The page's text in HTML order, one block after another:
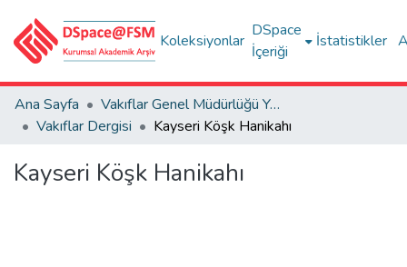
Koleksiyonlar
DSpace
İçeriği
İstatistikler
Ana Sayfa
Vakıflar Genel Müdürlüğü Yayınları
Vakıflar Dergisi
Kayseri Köşk Hanikahı
Kayseri Köşk Hanikahı